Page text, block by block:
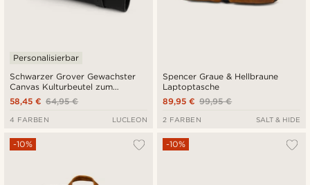
Schwarzer Grover Gewachster
Canvas Kulturbeutel zum
Ausrollen
Personalisierbar
64,95 €
58,45 €
4 FARBEN LUCLEON
Spencer Graue & Hellbraune
Laptoptasche
99,95 €
89,95 €
2 FARBEN SALT & HIDE
-10% -10%